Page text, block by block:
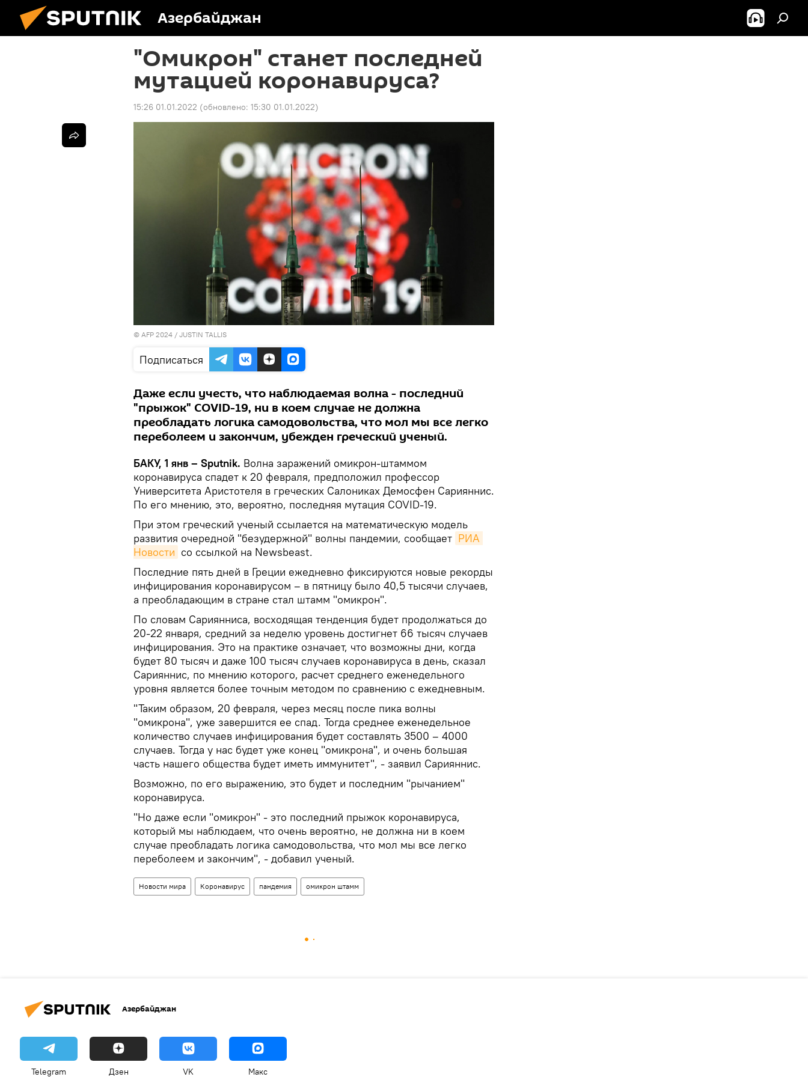
Азербайджан
"Омикрон" станет последней
мутацией коронавируса?
15:26 01.01.2022 (обновлено: 15:30 01.01.2022)
© AFP 2024 / JUSTIN TALLIS
Подписаться
Даже если учесть, что наблюдаемая волна - последний
"прыжок" COVID-19, ни в коем случае не должна
преобладать логика самодовольства, что мол мы все легко
переболеем и закончим, убежден греческий ученый.
БАКУ, 1 янв – Sputnik. Волна заражений омикрон-штаммом
коронавируса спадет к 20 февраля, предположил профессор
Университета Аристотеля в греческих Салониках Демосфен Сарияннис.
По его мнению, это, вероятно, последняя мутация COVID-19.
При этом греческий ученый ссылается на математическую модель
развития очередной "безудержной" волны пандемии, сообщает РИА
Новости со ссылкой на Newsbeast.
Последние пять дней в Греции ежедневно фиксируются новые рекорды
инфицирования коронавирусом – в пятницу было 40,5 тысячи случаев,
а преобладающим в стране стал штамм "омикрон".
По словам Сариянниса, восходящая тенденция будет продолжаться до
20-22 января, средний за неделю уровень достигнет 66 тысяч случаев
инфицирования. Это на практике означает, что возможны дни, когда
будет 80 тысяч и даже 100 тысяч случаев коронавируса в день, сказал
Сарияннис, по мнению которого, расчет среднего еженедельного
уровня является более точным методом по сравнению с ежедневным.
"Таким образом, 20 февраля, через месяц после пика волны
"омикрона", уже завершится ее спад. Тогда среднее еженедельное
количество случаев инфицирования будет составлять 3500 – 4000
случаев. Тогда у нас будет уже конец "омикрона", и очень большая
часть нашего общества будет иметь иммунитет", - заявил Сарияннис.
Возможно, по его выражению, это будет и последним "рычанием"
коронавируса.
"Но даже если "омикрон" - это последний прыжок коронавируса,
который мы наблюдаем, что очень вероятно, не должна ни в коем
случае преобладать логика самодовольства, что мол мы все легко
переболеем и закончим", - добавил ученый.
Новости мира Коронавирус пандемия омикрон штамм
Азербайджан
Telegram Дзен VK Макс